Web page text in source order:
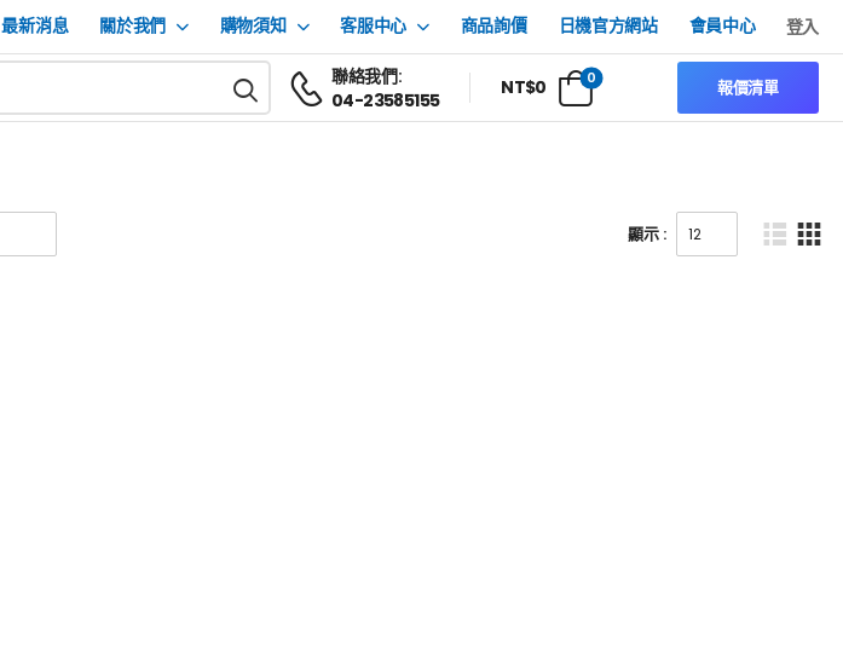
最新消息 關於我們 購物須知 客服中心 商品詢價 日機官方網站 會員中心 登入
聯絡我們:
04-23585155
NT$0 0 報價清單
顯示 :